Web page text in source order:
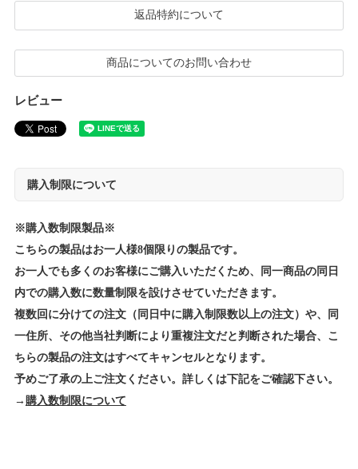
返品特約について
商品についてのお問い合わせ
レビュー
購入制限について
※購入数制限製品※
こちらの製品はお一人様8個限りの製品です。
お一人でも多くのお客様にご購入いただくため、同一商品の同日
内での購入数に数量制限を設けさせていただきます。
複数回に分けての注文（同日中に購入制限数以上の注文）や、同
一住所、その他当社判断により重複注文だと判断された場合、こ
ちらの製品の注文はすべてキャンセルとなります。
予めご了承の上ご注文ください。詳しくは下記をご確認下さい。
→ 購入数制限について